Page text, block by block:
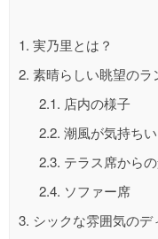
1. 実乃里とは？
2. 素晴らしい眺望のラ
2.1. 店内の様子
2.2. 潮風が気持ち
2.3. テラス席から
2.4. ソファー席
3. シックな雰囲気のデ